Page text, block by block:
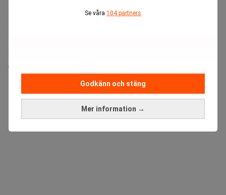
Se våra 104 partners
Mer information →
Godkänn och stäng
ArianeGroup pausa produktionen och evakuera personal.
Läs även:
PS
Enligt Girondes handelskammare har minst 40 000 företag
drabbats direkt, varav 19 500 tvingats stänga helt.